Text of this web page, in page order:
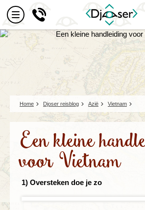
Home Djoser reisblog Azië Vietnam
Een kleine
voor Vietnam
1) Oversteken doe je zo